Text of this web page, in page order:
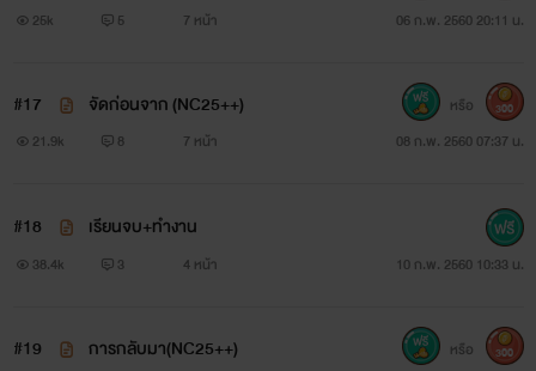
25k 5 7 หน้า 06 ก.พ. 2560 20:11 น.
#17 จัดก่อนจาก (NC25++)
21.9k 8 7 หน้า 08 ก.พ. 2560 07:37 น.
หรือ 300
#18 เรียนจบ+ทำงาน
38.4k 3 4 หน้า 10 ก.พ. 2560 10:33 น.
#19 การกลับมา(NC25++) หรือ 300